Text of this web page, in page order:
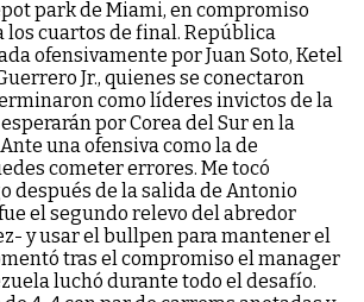
park de Miami, en compromiso
cuartos de final. República
ofensivamente por Juan Soto, Ketel
Jr., quienes se conectaron
como líderes invictos de la
por Corea del Sur en la
una ofensiva como la de
cometer errores. Me tocó
después de la salida de Antonio
el segundo relevo del abredor
y usar el bullpen para mantener el
tras el compromiso el manager
luchó durante todo el desafío.